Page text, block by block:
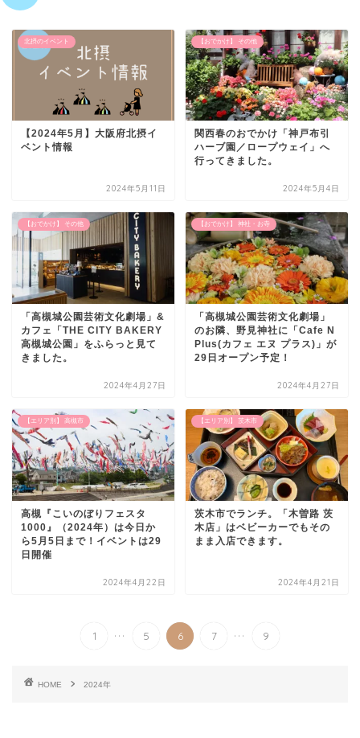
北摂のイベント
【2024年5月】大阪府北摂イ
ベント情報
2024年5月11日
【おでかけ】 その他
関西春のおでかけ「神戸布引
ハーブ園／ロープウェイ」へ
行ってきました。
2024年5月4日
【おでかけ】 その他
「高槻城公園芸術文化劇場」&
カフェ「THE CITY BAKERY
高槻城公園」をふらっと見て
きました。
2024年4月27日
【おでかけ】 神社・お寺
「高槻城公園芸術文化劇場」
のお隣、野見神社に「Cafe N
Plus(カフェ エヌ プラス)」が
29日オープン予定！
2024年4月27日
【エリア別】 高槻市
高槻『こいのぼりフェスタ
1000』（2024年）は今日か
ら5月5日まで！イベントは29
日開催
2024年4月22日
【エリア別】 茨木市
茨木市でランチ。「木曽路 茨
木店」はベビーカーでもその
まま入店できます。
2024年4月21日
1 ... 5 6 7 ... 9
HOME 2024年